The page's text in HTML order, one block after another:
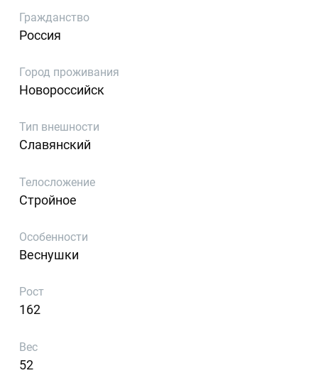
Гражданство
Россия
Город проживания
Новороссийск
Тип внешности
Славянский
Телосложение
Стройное
Особенности
Веснушки
Рост
162
Вес
52